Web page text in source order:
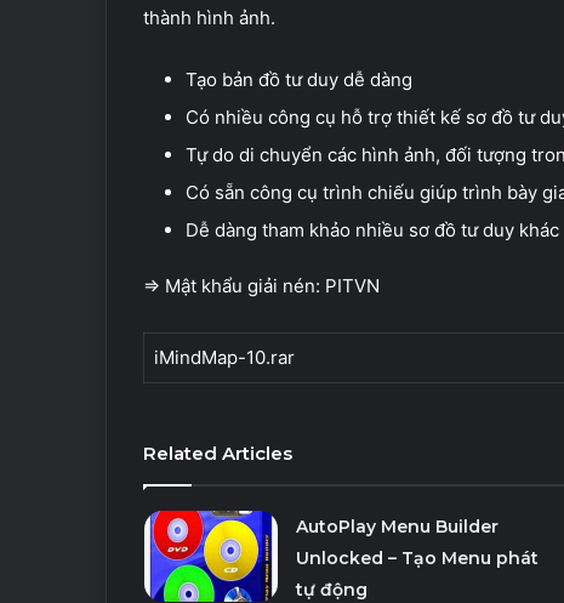
thành hình ảnh.
Tạo bản đồ tư duy dễ dàng
Có nhiều công cụ hỗ trợ thiết kế sơ đồ tư
Tự do di chuyển các hình ảnh, đối tượng
Có sẵn công cụ trình chiếu giúp trình bày
Dễ dàng tham khảo nhiều sơ đồ tư duy
=> Mật khẩu giải nén: PITVN
iMindMap-10.rar
Related Articles
AutoPlay Menu Builder
Unlocked – Tạo Menu phát
tự động